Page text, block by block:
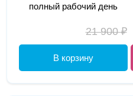
полный рабочий день
21 900 ₽
В корзину